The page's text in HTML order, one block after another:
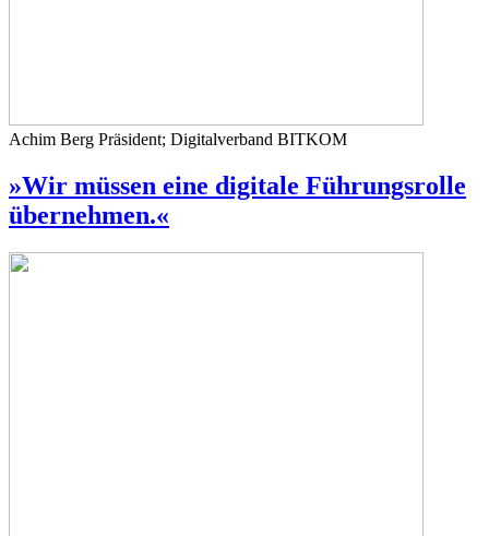
Achim Berg Präsident; Digitalverband BITKOM
»Wir müssen eine digitale Führungsrolle
übernehmen.«